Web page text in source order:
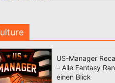
US-Manager
– Alle Fantasy
einen Blick